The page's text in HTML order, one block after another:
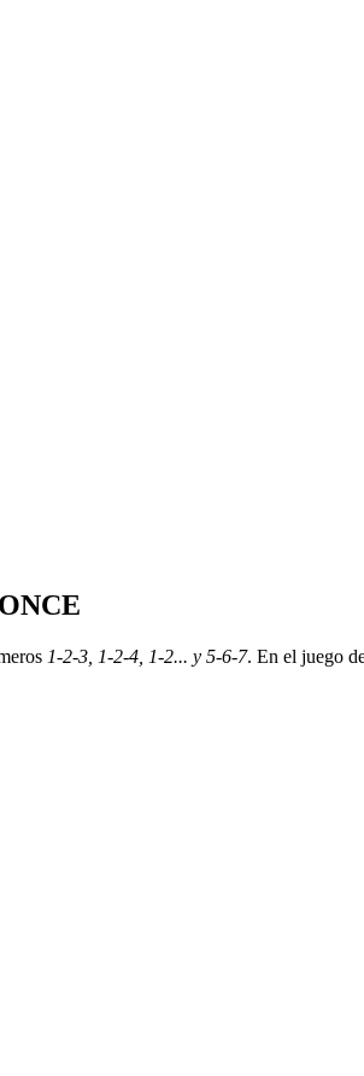
1-2-3, 1-2-4, 1-2... y 5-6-7. En el juego